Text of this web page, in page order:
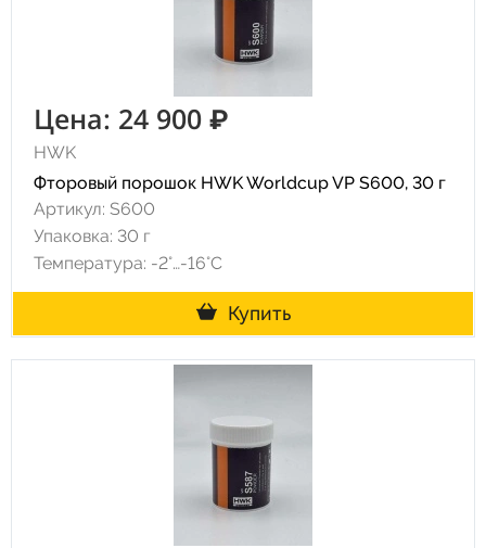
Цена: 24 900 ₽
HWK
Фторовый порошок HWK Worldcup VP S600, 30 г
Артикул: S600
Упаковка: 30 г
Температура: -2°…-16°C
Купить